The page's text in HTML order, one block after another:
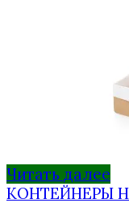
Читать далее
КОНТЕЙНЕРЫ